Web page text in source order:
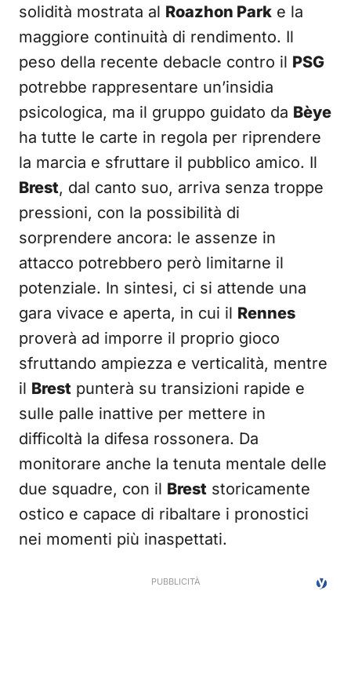
solidità mostrata al Roazhon Park e la
maggiore continuità di rendimento. Il
peso della recente debacle contro il PSG
potrebbe rappresentare un’insidia
psicologica, ma il gruppo guidato da Bèye
ha tutte le carte in regola per riprendere
la marcia e sfruttare il pubblico amico. Il
Brest, dal canto suo, arriva senza troppe
pressioni, con la possibilità di
sorprendere ancora: le assenze in
attacco potrebbero però limitarne il
potenziale. In sintesi, ci si attende una
gara vivace e aperta, in cui il Rennes
proverà ad imporre il proprio gioco
sfruttando ampiezza e verticalità, mentre
il Brest punterà su transizioni rapide e
sulle palle inattive per mettere in
difficoltà la difesa rossonera. Da
monitorare anche la tenuta mentale delle
due squadre, con il Brest storicamente
ostico e capace di ribaltare i pronostici
nei momenti più inaspettati.